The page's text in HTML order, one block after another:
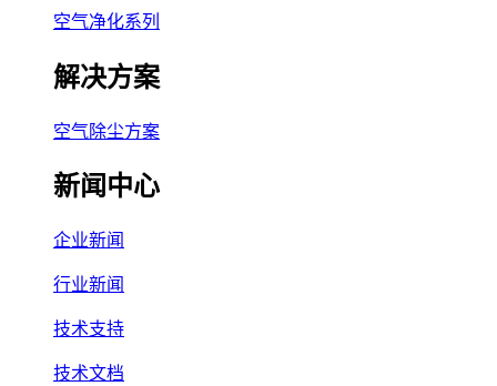
空气净化系列
解决方案
空气除尘方案
新闻中心
企业新闻
行业新闻
技术支持
技术文档